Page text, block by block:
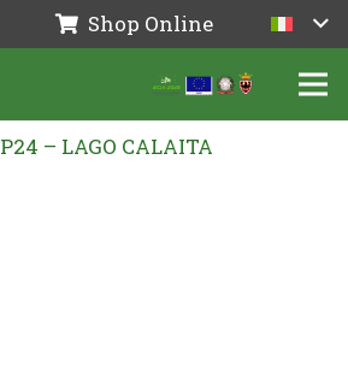
Shop Online
P24 – LAGO CALAITA